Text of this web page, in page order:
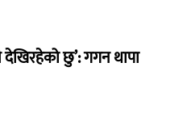
छु’: गगन थापा